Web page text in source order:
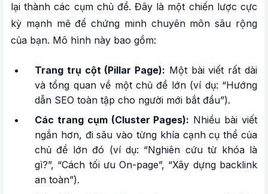
lại thành các cụm chủ đề. Đây là một chiến lược cực
kỳ mạnh mẽ để chứng minh chuyên môn sâu rộng
của bạn. Mô hình này bao gồm:
Trang trụ cột (Pillar Page): Một bài viết rất dài
và tổng quan về một chủ đề lớn (ví dụ: “Hướng
dẫn SEO toàn tập cho người mới bắt đầu”).
Các trang cụm (Cluster Pages): Nhiều bài viết
ngắn hơn, đi sâu vào từng khía cạnh cụ thể của
chủ đề lớn đó (ví dụ: “Nghiên cứu từ khóa là
gì?”, “Cách tối ưu On-page”, “Xây dựng backlink
an toàn”).